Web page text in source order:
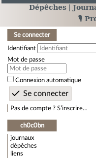
Dépêches
🎙️
Se connecter
Identifiant
Mot de passe
Connexion automatique
Pas de compte ? S’inscrire…
ch0c0bn
journaux
dépêches
liens